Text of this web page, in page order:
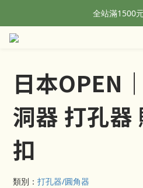
全站滿1500
全站滿1500
加入會員，首單輸入折扣碼
日本OPEN
洞器 打孔器
扣
類別： 打孔器/圓角器